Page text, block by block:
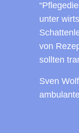
unter
von
sollten
Sven